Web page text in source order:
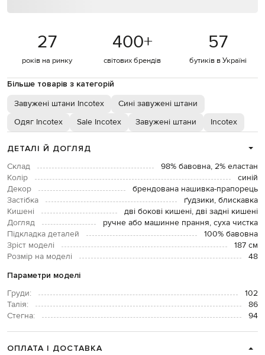
27
років на ринку
400+
світових брендів
57
бутиків в Україні
Більше товарів з категорій
Завужені штани Incotex
Сині завужені штани
Одяг Incotex
Sale Incotex Завужені штани Incotex
ДЕТАЛІ Й ДОГЛЯД
Склад
98% бавовна, 2% еластан
Колір
синій
Декор
брендована нашивка-прапорець
Застібка
ґудзики, блискавка
Кишені
дві бокові кишені, дві задні кишені
Догляд
ручне або машинне прання, суха чистка
Підкладка деталей
100% бавовна
Зріст моделі
187 см
Розмір на моделі
48
Параметри моделі
Груди:
102
Талія:
86
Стегна:
94
ОПЛАТА І ДОСТАВКА